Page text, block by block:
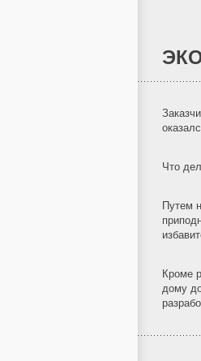
Что
Путем
Кроме
дому